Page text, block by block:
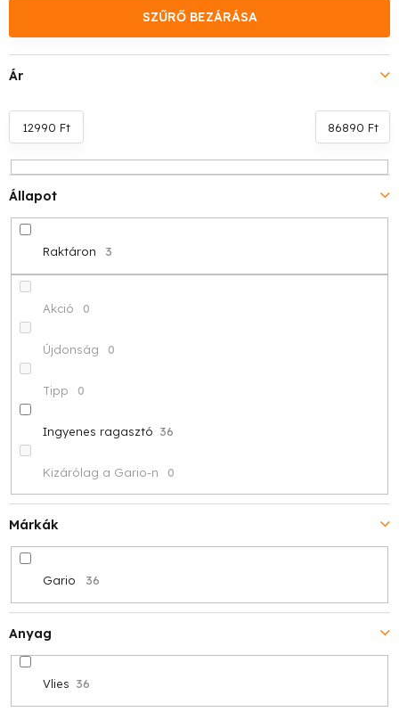
e
e
n
d
e
z
é
s
e
SZŰRŐ BEZÁRÁSA
Ár
12990 Ft 86890 Ft
Állapot
Raktáron 3
Akció 0
Újdonság 0
Tipp 0
Ingyenes ragasztó 36
Kizárólag a Gario-n 0
Márkák
Gario 36
Anyag
Vlies 36